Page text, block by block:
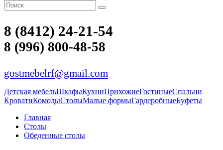
8 (8412) 24-21-54
8 (996) 800-48-58
gostmebelrf@gmail.com
Детская мебельШкафыКухниПрихожиеГостиныеСпальни
КроватиКомодыСтолыМалые формыГардеробныеБуфеты
Главная
Столы
Обеденные столы